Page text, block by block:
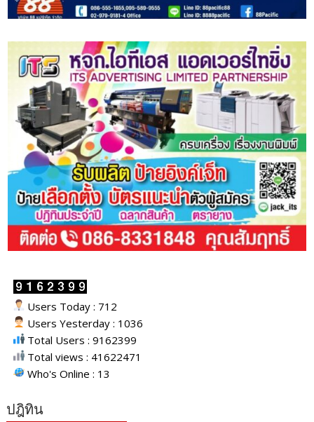
Users Today : 712
Users Yesterday : 1036
Total Users : 9162399
Total views : 41622471
Who's Online : 13
ปฎิทิน